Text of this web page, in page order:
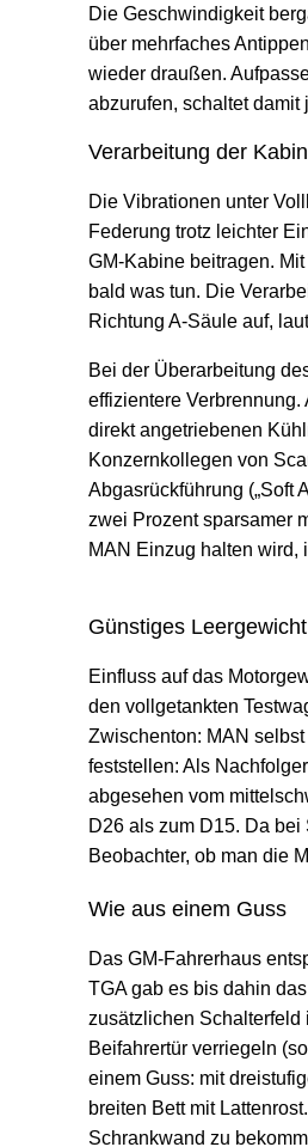
Die Geschwindigkeit
über mehrfaches
wieder draußen.
abzurufen, schaltet
Verarbeitung der
Die Vibrationen unter
Federung trotz leichter
GM-Kabine beitragen.
bald was tun. Die
Richtung A-Säule auf,
Bei der Überarbeitung
effizientere
direkt angetriebenen
Konzernkollegen von
Abgasrückführung („Soft
zwei Prozent sparsamer
MAN Einzug halten wird,
Günstiges Leergewicht
Einfluss auf das
den vollgetankten
Zwischenton: MAN
feststellen: Als
abgesehen vom
D26 als zum D15. Da
Beobachter, ob man die
Wie aus einem Guss
Das GM-Fahrerhaus
TGA gab es bis dahin
zusätzlichen
Beifahrertür verriegeln
einem Guss: mit
breiten Bett mit
Schrankwand zu